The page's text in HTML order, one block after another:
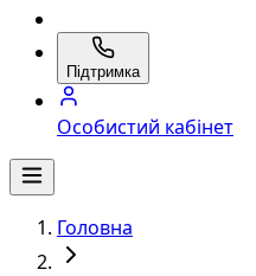
Підтримка
Особистий кабінет
Головна